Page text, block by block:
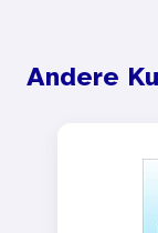
Andere